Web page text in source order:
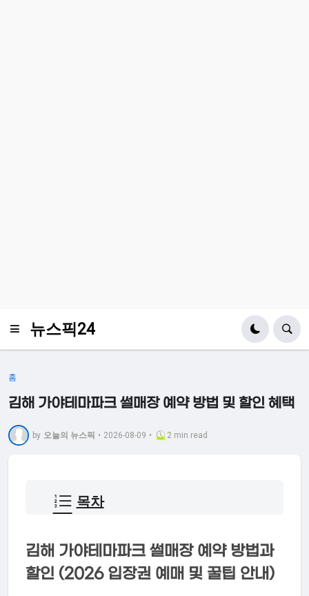
뉴스픽24
홈
김해 가야테마파크 썰매장 예약 방법 및 할인 혜택
by 오늘의 뉴스픽 • 2026-08-09 • 2 min read
목차
김해 가야테마파크 썰매장 예약 방법과
할인 (2026 입장권 예매 및 꿀팁 안내)